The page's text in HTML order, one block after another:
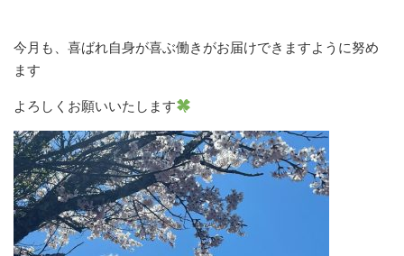
今月も、喜ばれ自身が喜ぶ働きがお届けできますように努め
ます
よろしくお願いいたします